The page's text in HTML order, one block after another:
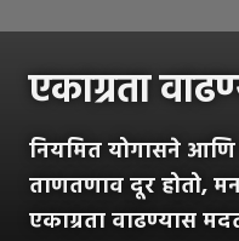
एकाग्रता
नियमित योगासने आणि
ताणतणाव दूर होतो,
एकाग्रता वाढण्यास